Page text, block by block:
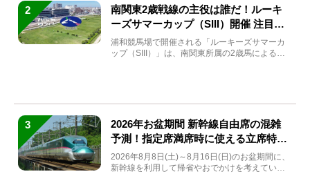
2
南関東2歳戦線の主役は誰だ！ルーキ
ーズサマーカップ（SIII）開催 注目馬
と見どころをチェック
浦和競馬場で開催される「ルーキーズサマーカ
ップ（SIII）」は、南関東所属の2歳馬による注
3
2026年お盆期間 新幹線自由席の混雑
予測！指定席満席時に使える立席特急
券も解説
2026年8月8日(土)～8月16日(日)のお盆期間に、
新幹線を利用して帰省やおでかけを考えている